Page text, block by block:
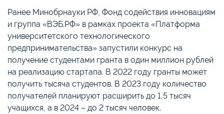
Ранее Минобрнауки РФ, Фонд содействия инновациям
и группа «ВЭБ.РФ» в рамках проекта «Платформа
университетского технологического
предпринимательства» запустили конкурс на
получение студентами гранта в один миллион рублей
на реализацию стартапа. В 2022 году гранты может
получить тысяча студентов. В 2023 году количество
получателей планируют расширить до 1,5 тысяч
учащихся, а в 2024 – до 2 тысяч человек.